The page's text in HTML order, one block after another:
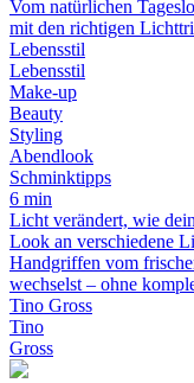
Vom natürlichen
mit den richtigen
Lebensstil
Lebensstil
Make-up
Beauty
Styling
Abendlook
Schminktipps
6 min
Licht verändert, wie
Look an verschiedene
Handgriffen vom
wechselst – ohne
Tino Gross
Tino
Gross